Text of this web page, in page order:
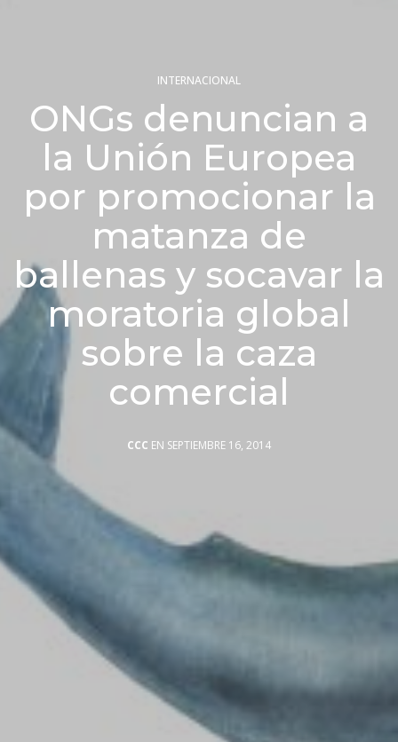
INTERNACIONAL
ONGs denuncian a
la Unión Europea
por promocionar la
matanza de
ballenas y socavar la
moratoria global
sobre la caza
comercial
CCC EN SEPTIEMBRE 16, 2014